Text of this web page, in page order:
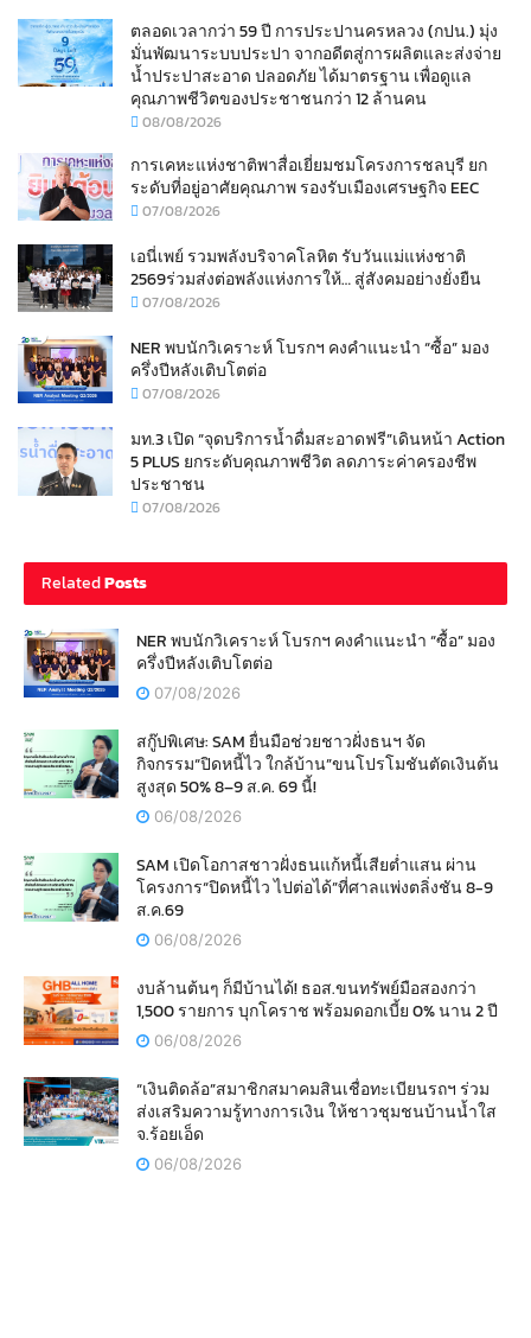
ตลอดเวลากว่า 59 ปี การประปานครหลวง (กปน.) มุ่ง
มั่นพัฒนาระบบประปา จากอดีตสู่การผลิตและส่งจ่าย
น้ำประปาสะอาด ปลอดภัย ได้มาตรฐาน เพื่อดูแล
คุณภาพชีวิตของประชาชนกว่า 12 ล้านคน
08/08/2026
การเคหะแห่งชาติพาสื่อเยี่ยมชมโครงการชลบุรี ยก
ระดับที่อยู่อาศัยคุณภาพ รองรับเมืองเศรษฐกิจ EEC
07/08/2026
เอนี่เพย์ รวมพลังบริจาคโลหิต รับวันแม่แห่งชาติ
2569ร่วมส่งต่อพลังแห่งการให้… สู่สังคมอย่างยั่งยืน
07/08/2026
NER พบนักวิเคราะห์ โบรกฯ คงคำแนะนำ “ซื้อ” มอง
ครึ่งปีหลังเติบโตต่อ
07/08/2026
มท.3 เปิด “จุดบริการน้ำดื่มสะอาดฟรี”เดินหน้า Action
5 PLUS ยกระดับคุณภาพชีวิต ลดภาระค่าครองชีพ
ประชาชน
07/08/2026
RelatedPosts
NER พบนักวิเคราะห์ โบรกฯ คงคำแนะนำ “ซื้อ” มอง
ครึ่งปีหลังเติบโตต่อ
07/08/2026
สกู๊ปพิเศษ: SAM ยื่นมือช่วยชาวฝั่งธนฯ จัด
กิจกรรม“ปิดหนี้ไว ใกล้บ้าน”ขนโปรโมชันตัดเงินต้น
สูงสุด 50% 8–9 ส.ค. 69 นี้!
06/08/2026
SAM เปิดโอกาสชาวฝั่งธนแก้หนี้เสียต่ำแสน ผ่าน
โครงการ“ปิดหนี้ไว ไปต่อได้”ที่ศาลแพ่งตลิ่งชัน 8-9
ส.ค.69
06/08/2026
งบล้านต้นๆ ก็มีบ้านได้! ธอส.ขนทรัพย์มือสองกว่า
1,500 รายการ บุกโคราช พร้อมดอกเบี้ย 0% นาน 2 ปี
06/08/2026
“เงินติดล้อ”สมาชิกสมาคมสินเชื่อทะเบียนรถฯ ร่วม
ส่งเสริมความรู้ทางการเงิน ให้ชาวชุมชนบ้านน้ำใส
จ.ร้อยเอ็ด
06/08/2026